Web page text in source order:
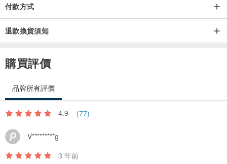
付款方式
退款換貨須知
購買評價
品牌所有評價
4.9 (77)
V*********g
3 年前